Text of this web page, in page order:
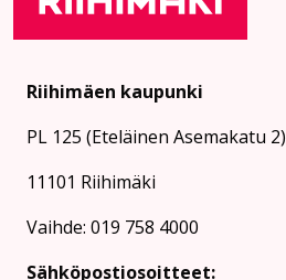
Riihimäen kaupunki
PL 125 (Eteläinen Asemakatu 2)
11101 Riihimäki
Vaihde: 019 758 4000
Sähköpostiosoitteet: